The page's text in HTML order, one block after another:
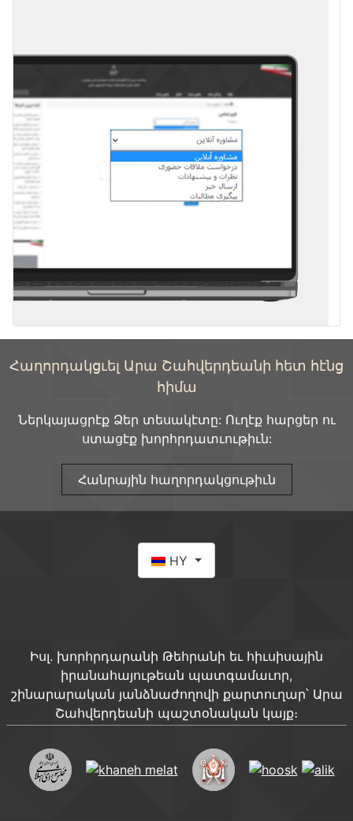
Հաղորդակցւել Արա Շահվերդեանի հետ հէնց
հիմա
Ներկայացրէք Ձեր տեսակէտը: Ուղէք հարցեր ու
ստացէք խորհրդատւութիւն:
Հանրային հաղորդակցութիւն
HY
Իսլ. խորհրդարանի Թեհրանի եւ հիւսիսային
իրանահայութեան պատգամաւոր,
շինարարական յանձնաժողովի քարտուղար՝ Արա
Շահվերդեանի պաշտօնական կայք։